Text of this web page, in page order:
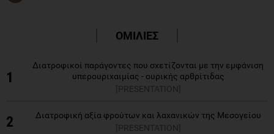
ΟΜΙΛΙΕΣ
1
Διατροφικοί παράγοντες που σχετίζονται με την εμφάνιση
υπερουριχαιμίας - ουρικής αρθρίτιδας
[PRESENTATION]
2
Διατροφική αξία φρούτων και λαχανικών της Μεσογείου
[PRESENTATION]